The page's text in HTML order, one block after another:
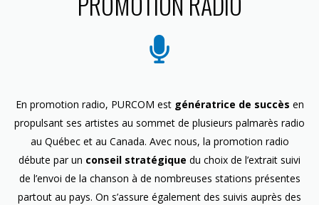
En promotion radio, PURCOM est génératrice de succès en
propulsant ses artistes au sommet de plusieurs palmarès radio
au Québec et au Canada. Avec nous, la promotion radio
débute par un conseil stratégique du choix de l’extrait suivi
de l’envoi de la chanson à de nombreuses stations présentes
partout au pays. On s’assure également des suivis auprès des